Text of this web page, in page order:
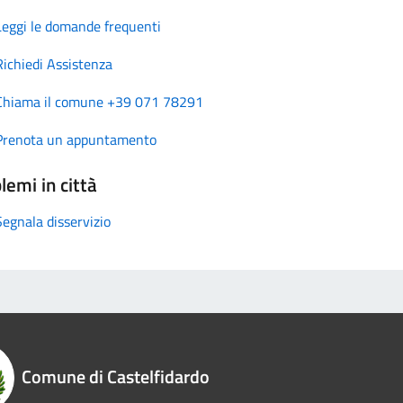
le domande frequenti
Assistenza
il comune +39 071 78291
un appuntamento
in città
disservizio
Comune di Castelfidardo